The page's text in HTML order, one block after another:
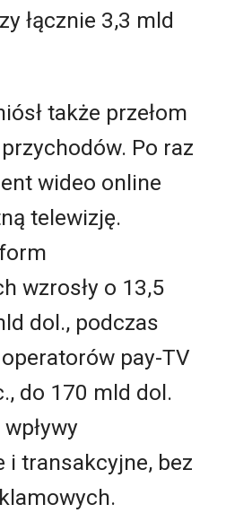
łącznie 3,3 mld
także przełom
Po raz
wideo online
telewizję.
wzrosły o 13,5
dol., podczas
pay-TV
do 170 mld dol.
i transakcyjne, bez